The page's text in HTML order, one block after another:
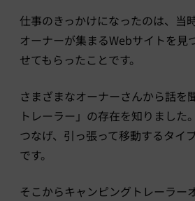
仕事のきっかけになったのは、当
オーナーが集まるWebサイトを見
せてもらったことです。
さまざまなオーナーさんから話を
トレーラー」の存在を知りました
つなげ、引っ張って移動するタイ
です。
そこからキャンピングトレーラー